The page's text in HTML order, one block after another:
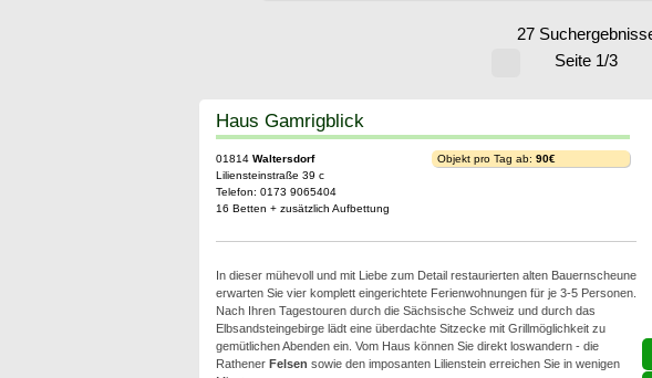
27
Seite 1/3
Haus Gamrigblick
01814 Waltersdorf
Liliensteinstraße 39 c
Telefon: 0173 9065404
16 Betten + zusätzlich Aufbettung
Objekt pro Tag ab: 90€
In dieser mühevoll und mit Liebe zum Detail restaurierten alten Bauernscheune
erwarten Sie vier komplett eingerichtete Ferienwohnungen für je 3-5 Personen.
Nach Ihren Tagestouren durch die Sächsische Schweiz und durch das
Elbsandsteingebirge lädt eine überdachte Sitzecke mit Grillmöglichkeit zu
gemütlichen Abenden ein. Vom Haus können Sie direkt loswandern - die
Rathener Felsen sowie den imposanten Lilienstein erreichen Sie in wenigen